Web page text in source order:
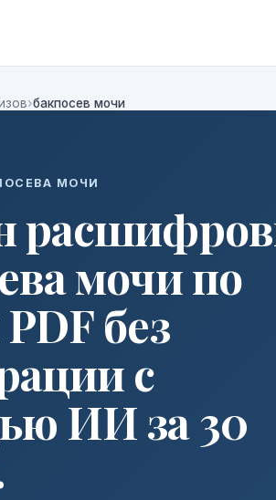
›бакпосев мочи
МОЧИ
мочи по
без
с
ИИ за 30